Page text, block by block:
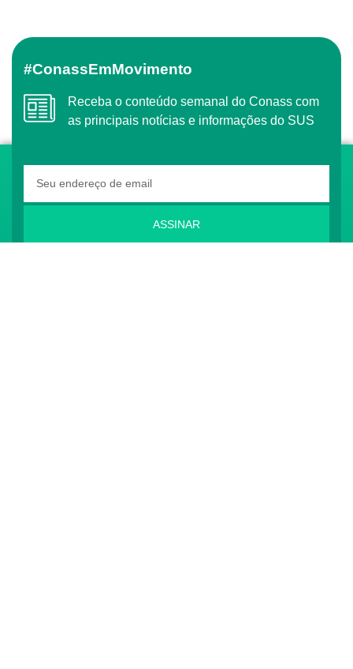
#ConassEmMovimento
Receba o conteúdo semanal do Conass com
as principais notícias e informações do SUS
ASSINAR